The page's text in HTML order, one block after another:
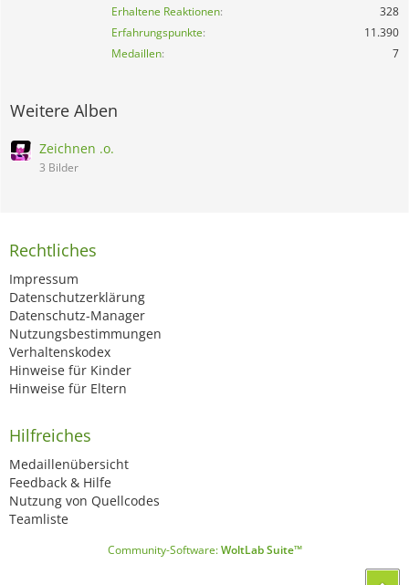
Erhaltene Reaktionen
328
Erfahrungspunkte
11.390
Medaillen
7
Weitere Alben
Zeichnen .o.
3 Bilder
Rechtliches
Impressum
Datenschutzerklärung
Datenschutz-Manager
Nutzungsbestimmungen
Verhaltenskodex
Hinweise für Kinder
Hinweise für Eltern
Hilfreiches
Medaillenübersicht
Feedback & Hilfe
Nutzung von Quellcodes
Teamliste
Community-Software:WoltLab Suite™